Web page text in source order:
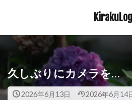
KirakuLog
久しぶりにカメラを…
2026年6月13日 2026年6月14